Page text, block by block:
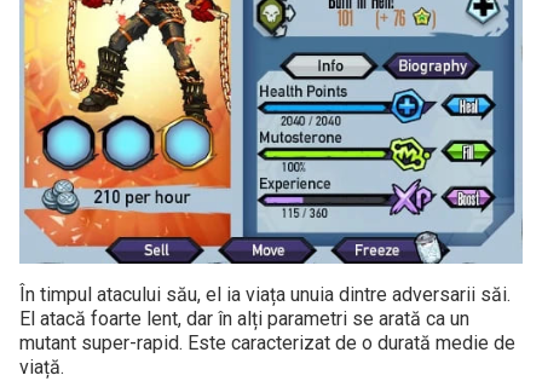
În timpul atacului său, el ia viața unuia dintre adversarii săi.
El atacă foarte lent, dar în alți parametri se arată ca un
mutant super-rapid. Este caracterizat de o durată medie de
viață.